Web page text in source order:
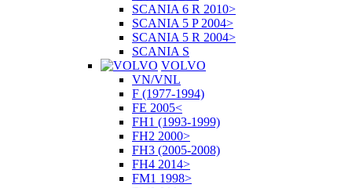
SCANIA 6 R 2010>
SCANIA 5 P 2004>
SCANIA 5 R 2004>
SCANIA S
VOLVO
VN/VNL
F (1977-1994)
FE 2005<
FH1 (1993-1999)
FH2 2000>
FH3 (2005-2008)
FH4 2014>
FM1 1998>